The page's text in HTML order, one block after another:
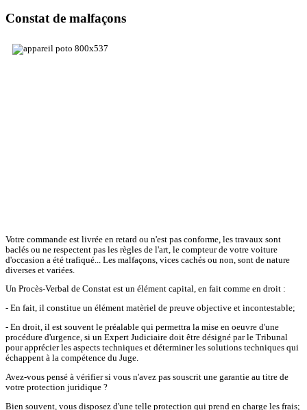
Constat de malfaçons
Votre commande est livrée en retard ou n'est pas conforme, les travaux sont
baclés ou ne respectent pas les règles de l'art, le compteur de votre voiture
d'occasion a été trafiqué... Les malfaçons, vices cachés ou non, sont de nature
diverses et variées.
Un Procès-Verbal de Constat est un élément capital, en fait comme en droit :
- En fait, il constitue un élément matèriel de preuve objective et incontestable;
- En droit, il est souvent le préalable qui permettra la mise en oeuvre d'une
procédure d'urgence, si un Expert Judiciaire doit être désigné par le Tribunal
pour apprécier les aspects techniques et déterminer les solutions techniques qui
échappent à la compétence du Juge.
Avez-vous pensé à vérifier si vous n'avez pas souscrit une garantie au titre de
votre protection juridique ?
Bien souvent, vous disposez d'une telle protection qui prend en charge les frais;